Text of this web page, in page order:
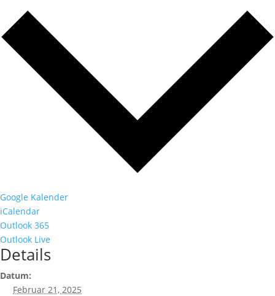
Google Kalender
iCalendar
Outlook 365
Outlook Live
Details
Datum:
Februar 21, 2025